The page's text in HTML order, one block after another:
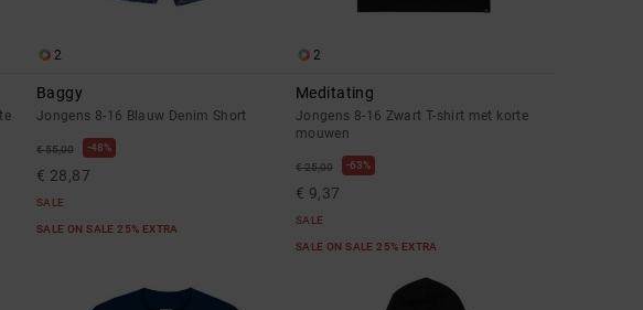
2
Baggy
Jongens 8-16 Blauw Denim Short
€ 55,00 48%
€ 28,87
SALE
SALE ON SALE 25% EXTRA
2
Meditating
Jongens 8-16 Zwart T-shirt met korte
mouwen
€ 25,00 63%
€ 9,37
SALE
SALE ON SALE 25% EXTRA